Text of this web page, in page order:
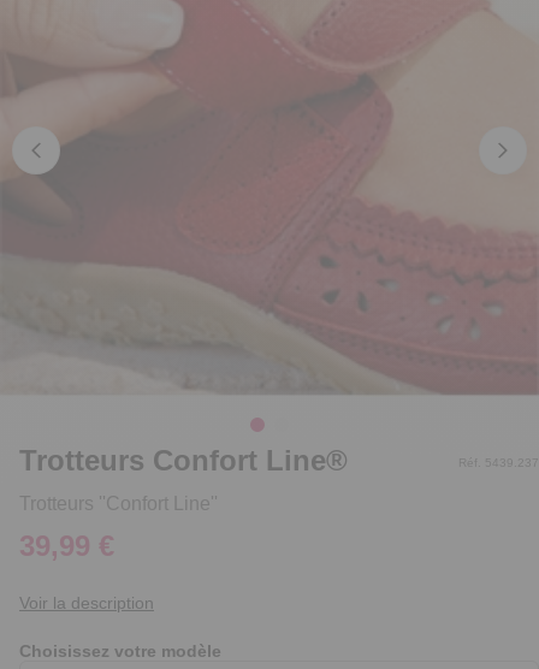
Trotteurs Confort Line®
Trotteurs ''Confort Line''
Réf. 5439.237
39,99 €
Voir la description
Choisissez votre modèle